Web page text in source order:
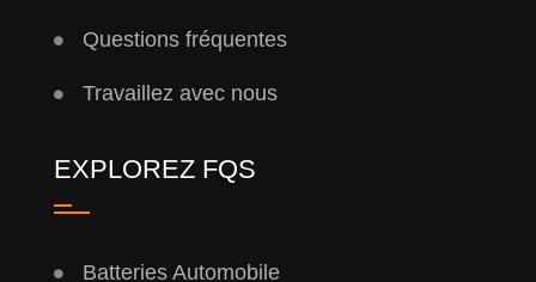
Questions fréquentes
Travaillez avec nous
EXPLOREZ FQS
Batteries Automobile